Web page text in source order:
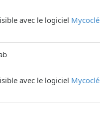
avec le logiciel Mycoclé
avec le logiciel Mycoclé